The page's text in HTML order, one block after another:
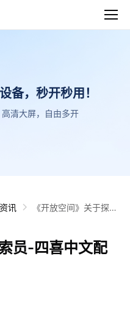
备，秒开秒用！
清大屏，自由多开
讯
《开放空间》关于探索
员-四喜中文配